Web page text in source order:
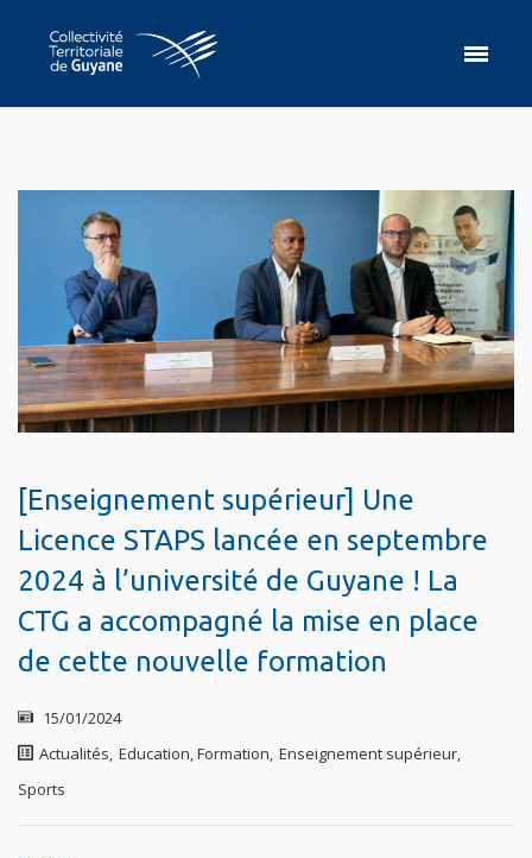
[Enseignement supérieur] Une
Licence STAPS lancée en septembre
2024 à l’université de Guyane ! La
CTG a accompagné la mise en place
de cette nouvelle formation
15/01/2024
Actualités, Education, Formation, Enseignement supérieur,
Sports